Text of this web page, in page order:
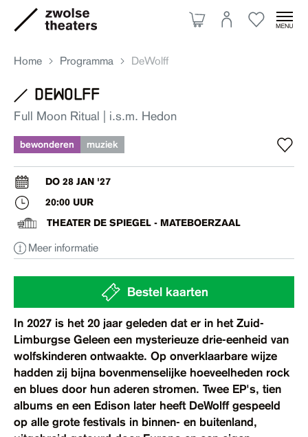
Aanbod
Je bezoek
Over ons
Eten & drinken
Ruimte huren
Contact
Toegankelijkheid
Home Programma DeWolff
dewolff
Full Moon Ritual | i.s.m. Hedon
bewonderen muziek
DO 28 JAN '27
20:00 UUR
THEATER DE SPIEGEL - MATEBOERZAAL
Meer informatie
Bestel kaarten
In 2027 is het 20 jaar geleden dat er in het Zuid-
Limburgse Geleen een mysterieuze drie-eenheid van
wolfskinderen ontwaakte. Op onverklaarbare wijze
hadden zij bijna bovenmenselijke hoeveelheden rock
en blues door hun aderen stromen. Twee EP's, tien
albums en een Edison later heeft DeWolff gespeeld
op alle grote festivals in binnen- en buitenland,